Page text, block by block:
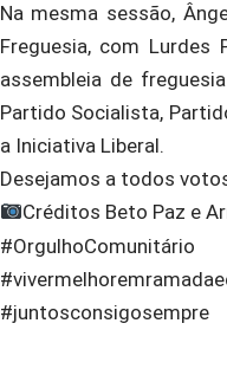
Na mesma sessão,
Freguesia, com Lurdes
assembleia de
Partido Socialista,
a Iniciativa Liberal.
Desejamos a todos
Créditos Beto Paz e
#OrgulhoComunitário
#juntosconsigosempre